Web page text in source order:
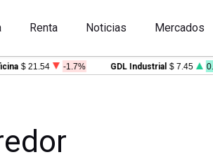
Renta Noticias Mercados
$ 21.54 -1.7% GDL Industrial $ 7.45 0.6%